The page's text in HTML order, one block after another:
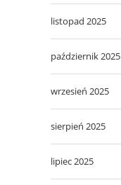
listopad 2025
październik 2025
wrzesień 2025
sierpień 2025
lipiec 2025